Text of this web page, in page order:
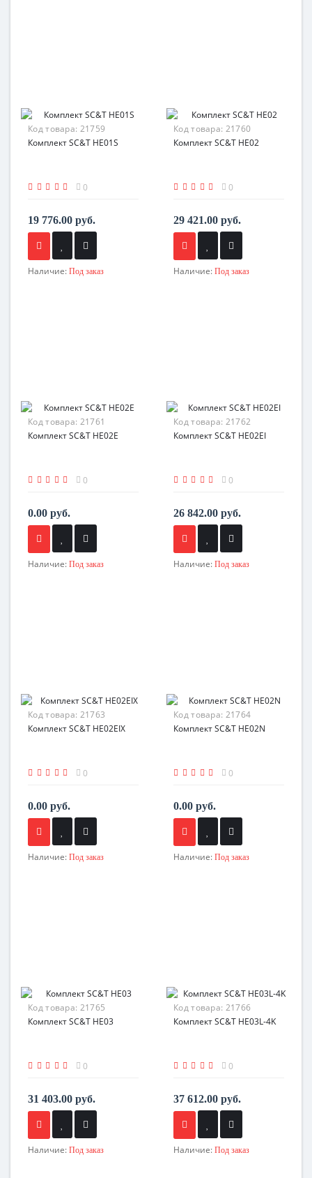
Код товара: 21759
Комплект SC&T HE01S
0
19 776.00 руб.
Наличие: Под заказ
Код товара: 21760
Комплект SC&T HE02
0
29 421.00 руб.
Наличие: Под заказ
Код товара: 21761
Комплект SC&T HE02E
0
0.00 руб.
Наличие: Под заказ
Код товара: 21762
Комплект SC&T HE02EI
0
26 842.00 руб.
Наличие: Под заказ
Код товара: 21763
Комплект SC&T HE02EIX
0
0.00 руб.
Наличие: Под заказ
Код товара: 21764
Комплект SC&T HE02N
0
0.00 руб.
Наличие: Под заказ
Код товара: 21765
Комплект SC&T HE03
0
31 403.00 руб.
Наличие: Под заказ
Код товара: 21766
Комплект SC&T HE03L-4K
0
37 612.00 руб.
Наличие: Под заказ